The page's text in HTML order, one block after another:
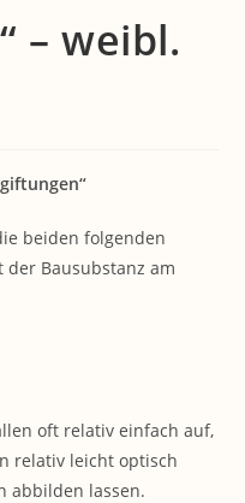
– weibl.
beiden folgenden
Bausubstanz am
oft relativ einfach auf,
relativ leicht optisch
abbilden lassen.